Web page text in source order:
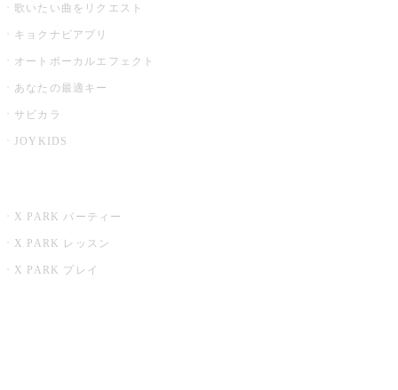
歌いたい曲をリクエスト
キョクナビアプリ
オートボーカルエフェクト
あなたの最適キー
サビカラ
JOYKIDS
X PARK パーティー
X PARK レッスン
X PARK プレイ